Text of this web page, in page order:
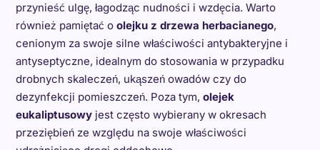
przynieść ulgę, łagodząc nudności i wzdęcia. Warto
również pamiętać o olejku z drzewa herbacianego,
cenionym za swoje silne właściwości antybakteryjne i
antyseptyczne, idealnym do stosowania w przypadku
drobnych skaleczeń, ukąszeń owadów czy do
dezynfekcji pomieszczeń. Poza tym, olejek
eukaliptusowyjest często wybierany w okresach
przeziębień ze względu na swoje właściwości